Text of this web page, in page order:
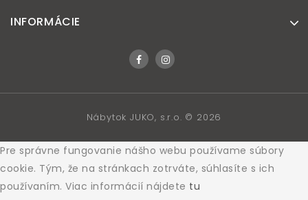
INFORMÁCIE
Nábytok JUKO, s.r.o. © 2026
Pre správne fungovanie nášho webu používame súbory
cookie. Tým, že na stránkach zotrváte, súhlasíte s ich
používaním. Viac informácií nájdete tu